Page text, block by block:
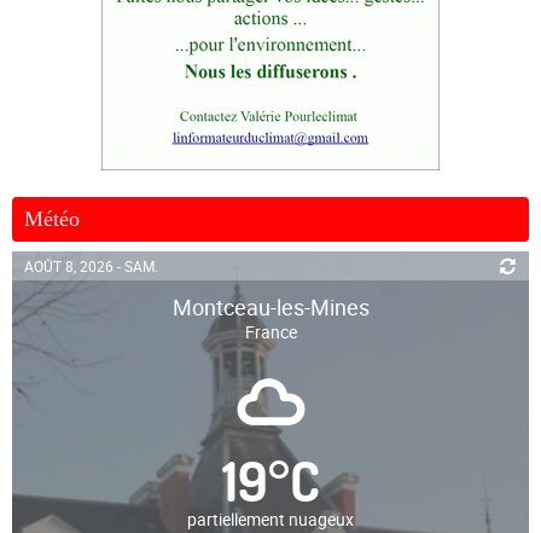
Météo
AOÛT 8, 2026 - SAM.
Montceau-les-Mines
France
19°C
partiellement nuageux